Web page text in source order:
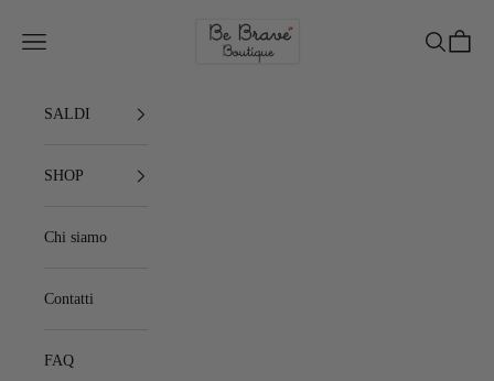
Be Brave Boutique
Menù Cerca
SALDI
SHOP
Chi siamo
Contatti
FAQ